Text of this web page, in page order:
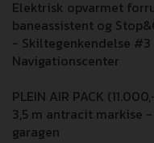
Elektrisk opvarmet
baneassistent og
- Skiltegenkendelse
Navigationscenter
PLEIN AIR PACK
3,5 m antracit markise
garagen